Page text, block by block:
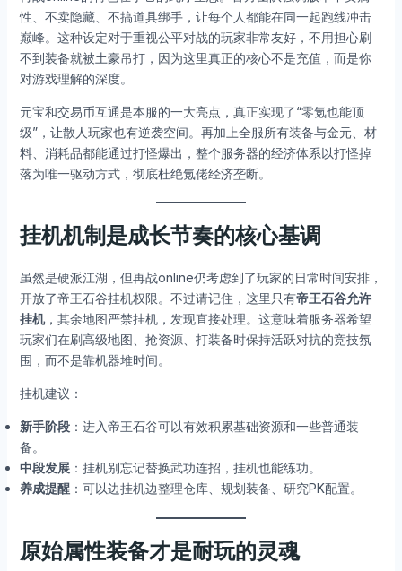
性、不卖隐藏、不搞道具绑手，让每个人都能在同一起跑线冲击
巅峰。这种设定对于重视公平对战的玩家非常友好，不用担心刷
不到装备就被土豪吊打，因为这里真正的核心不是充值，而是你
对游戏理解的深度。
元宝和交易币互通是本服的一大亮点，真正实现了“零氪也能顶
级”，让散人玩家也有逆袭空间。再加上全服所有装备与金元、材
料、消耗品都能通过打怪爆出，整个服务器的经济体系以打怪掉
落为唯一驱动方式，彻底杜绝氪佬经济垄断。
挂机机制是成长节奏的核心基调
虽然是硬派江湖，但再战online仍考虑到了玩家的日常时间安排，
开放了帝王石谷挂机权限。不过请记住，这里只有帝王石谷允许
挂机，其余地图严禁挂机，发现直接处理。这意味着服务器希望
玩家们在刷高级地图、抢资源、打装备时保持活跃对抗的竞技氛
围，而不是靠机器堆时间。
挂机建议：
新手阶段：进入帝王石谷可以有效积累基础资源和一些普通装
备。
中段发展：挂机别忘记替换武功连招，挂机也能练功。
养成提醒：可以边挂机边整理仓库、规划装备、研究PK配置。
原始属性装备才是耐玩的灵魂